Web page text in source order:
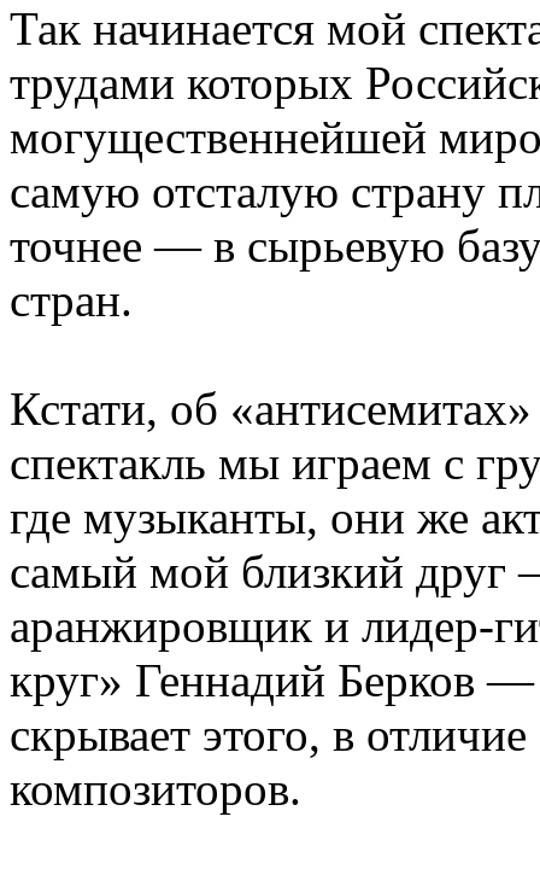
Так начинается мой
трудами которых
могущественнейшей
самую отсталую страну
точнее — в сырьевую
стран.
Кстати, об
спектакль мы играем с
где музыканты, они же
самый мой близкий друг
аранжировщик и лидер-
круг» Геннадий Берков
скрывает этого, в
композиторов.